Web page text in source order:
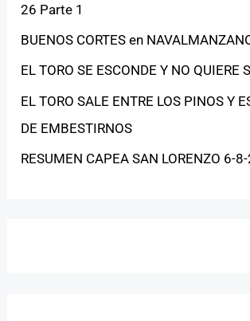
26 Parte 1
BUENOS CORTES en
EL TORO SE ESCONDE Y NO QUIERE
EL TORO SALE ENTRE LOS PINOS Y
DE EMBESTIRNOS
RESUMEN CAPEA SAN LORENZO 6-